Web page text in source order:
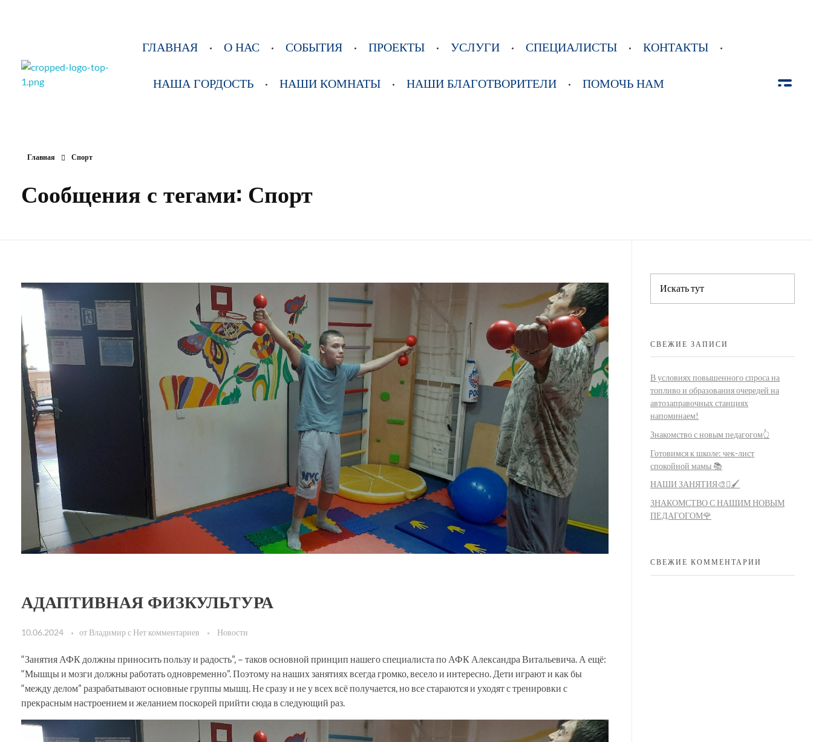
ГЛАВНАЯ О НАС СОБЫТИЯ ПРОЕКТЫ УСЛУГИ СПЕЦИАЛИСТЫ
КОНТАКТЫ
НАША ГОРДОСТЬ
НАШИ КОМНАТЫ НАШИ БЛАГОТВОРИТЕЛИ ПОМОЧЬ НАМ
Главная Спорт
Сообщения с тегами: Спорт
АДАПТИВНАЯ ФИЗКУЛЬТУРА
10.06.2024 от Владимирс Нет комментариев Новости
“Занятия АФК должны приносить пользу и радость”, – таков основной принцип нашего специалиста по АФК Александра Витальевича. А ещё:
“Мышцы и мозги должны работать одновременно”. Поэтому на наших занятиях всегда громко, весело и интересно. Дети играют и как бы
“между делом” разрабатывают основные группы мышц. Не сразу и не у всех всё получается, но все стараются и уходят с тренировки с
прекрасным настроением и желанием поскорей прийти сюда в следующий раз.
СВЕЖИЕ ЗАПИСИ
В условиях повышенного спроса на
топливо и образования очередей на
автозаправочных станциях
напоминаем!
Знакомство с новым педагогом👆
Готовимся к школе: чек-лист
спокойной мамы 📚
НАШИ ЗАНЯТИЯ🎨🫟🖌️
ЗНАКОМСТВО С НАШИМ НОВЫМ
ПЕДАГОГОМ🌹
СВЕЖИЕ КОММЕНТАРИИ